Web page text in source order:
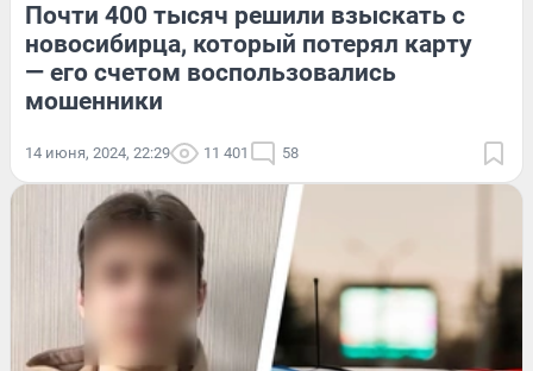
Почти 400 тысяч решили взыскать с
новосибирца, который потерял карту
— его счетом воспользовались
мошенники
14 июня, 2024, 22:29 11 401 58